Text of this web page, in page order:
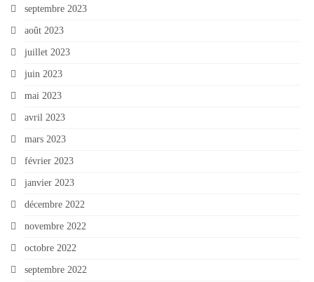
septembre 2023
août 2023
juillet 2023
juin 2023
mai 2023
avril 2023
mars 2023
février 2023
janvier 2023
décembre 2022
novembre 2022
octobre 2022
septembre 2022